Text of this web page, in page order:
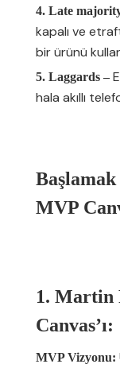
4. Late
kapalı ve
bir ürünü
5. Laggards –
hala akıllı
MVP
1. Martin
Canvas’ı:
MVP Vizyonu: